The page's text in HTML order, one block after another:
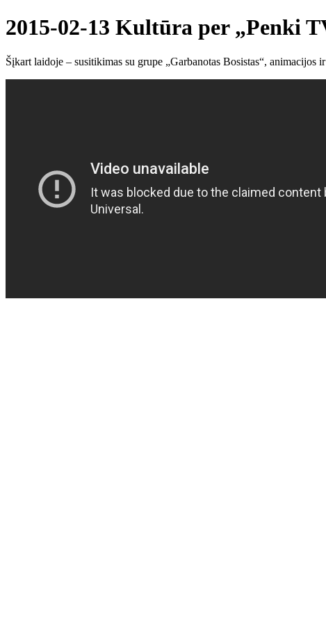
2015-02-13 Kultūra per „Penki
Šįkart laidoje – susitikimas su grupe „Garbanotas Bosistas“,